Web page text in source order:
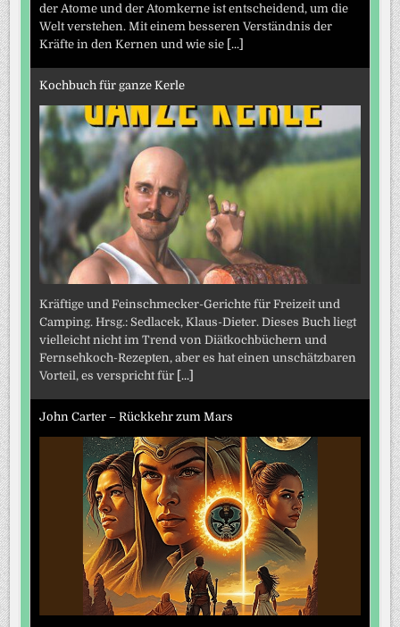
der Atome und der Atomkerne ist entscheidend, um die
Welt verstehen. Mit einem besseren Verständnis der
Kräfte in den Kernen und wie sie [...]
Kochbuch für ganze Kerle
Kräftige und Feinschmecker-Gerichte für Freizeit und
Camping. Hrsg.: Sedlacek, Klaus-Dieter. Dieses Buch liegt
vielleicht nicht im Trend von Diätkochbüchern und
Fernsehkoch-Rezepten, aber es hat einen unschätzbaren
Vorteil, es verspricht für [...]
John Carter – Rückkehr zum Mars